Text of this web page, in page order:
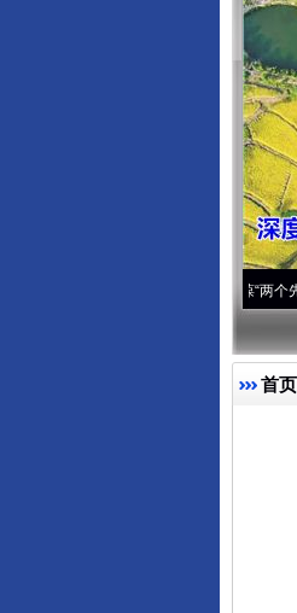
永葆“两个先锋队”本色
首页